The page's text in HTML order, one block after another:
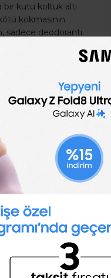
planını
misin ?
bir kutu koltuk altı
kokmasının
sadece deodorantı
yapacak.
ve zamanla
dilimlerinde işlerini
tut böylece
üretken
arttıracak ve